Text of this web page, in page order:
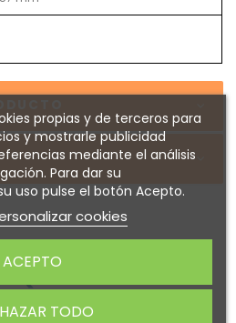
DEJAMOS ALGUNOS
QUE PODRÍAN
propias y de terceros para
y mostrarle publicidad
mediante el análisis
Para dar su
uso pulse el botón Acepto.
cookies
TODO
ACEPTO